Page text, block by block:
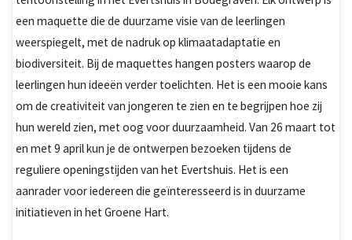
een maquette die de duurzame visie van de leerlingen
weerspiegelt, met de nadruk op klimaatadaptatie en
biodiversiteit. Bij de maquettes hangen posters waarop de
leerlingen hun ideeën verder toelichten. Het is een mooie kans
om de creativiteit van jongeren te zien en te begrijpen hoe zij
hun wereld zien, met oog voor duurzaamheid. Van 26 maart tot
en met 9 april kun je de ontwerpen bezoeken tijdens de
reguliere openingstijden van het Evertshuis. Het is een
aanrader voor iedereen die geïnteresseerd is in duurzame
initiatieven in het Groene Hart.